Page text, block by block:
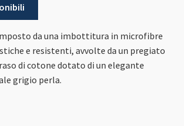
da una imbottitura in microfibre
e resistenti, avvolte da un pregiato
di cotone dotato di un elegante
grigio perla.